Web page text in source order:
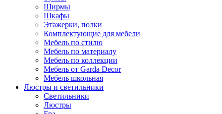
Ширмы
Шкафы
Этажерки, полки
Комплектующие для мебели
Мебель по стилю
Мебель по материалу
Мебель по коллекции
Мебель от Garda Decor
Мебель школьная
Люстры и светильники
Светильники
Люстры